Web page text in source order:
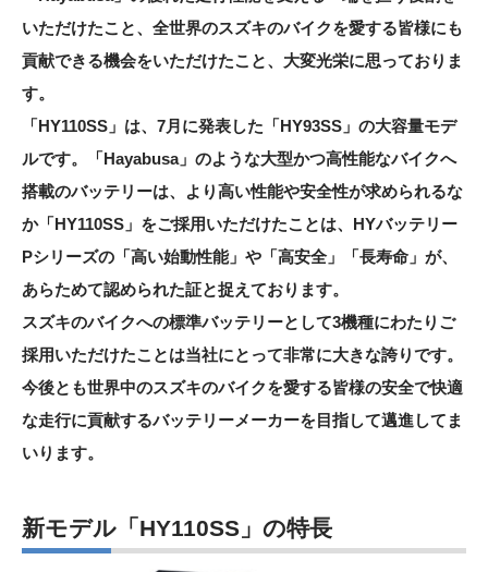
いただけたこと、全世界のスズキのバイクを愛する皆様にも
貢献できる機会をいただけたこと、大変光栄に思っておりま
す。
「HY110SS」は、7月に発表した「HY93SS」の大容量モデ
ルです。「Hayabusa」のような大型かつ高性能なバイクへ
搭載のバッテリーは、より高い性能や安全性が求められるな
か「HY110SS」をご採用いただけたことは、HYバッテリー
Pシリーズの「高い始動性能」や「高安全」「長寿命」が、
あらためて認められた証と捉えております。
スズキのバイクへの標準バッテリーとして3機種にわたりご
採用いただけたことは当社にとって非常に大きな誇りです。
今後とも世界中のスズキのバイクを愛する皆様の安全で快適
な走行に貢献するバッテリーメーカーを目指して邁進してま
いります。
新モデル「HY110SS」の特長